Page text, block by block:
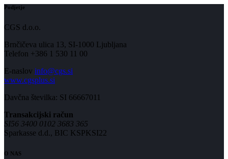
Podjetje
CGS d.o.o.
Brnčičeva ulica 13, SI-1000 Ljubljana
Telefon +386 1 530 11 00
E-naslov info@cgs.si
www.cgsplus.si
Davčna številka: SI 66667011
Transakcijski račun
SI56 3400 0102 3683 365
Sparkasse d.d., BIC KSPKSI22
O NAS